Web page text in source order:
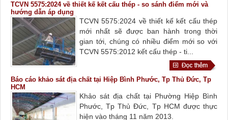
TCVN 5575:2024 về thiết kế kết cấu thép - so sánh điểm mới và
hướng dẫn áp dụng
TCVN 5575:2024 về thiết kế kết cấu thép
mới nhất sẽ được ban hành trong thời
gian tới, chúng có nhiều điểm mới so với
TCVN 5575:2012 kết cấu thép - ti...
Báo cáo khảo sát địa chất tại Hiệp Bình Phước, Tp Thủ Đức, Tp
HCM
Khảo sát địa chất tại Phường Hiệp Bình
Phước, Tp Thủ Đức, Tp HCM được thực
hiện vào tháng 11 năm 2013.